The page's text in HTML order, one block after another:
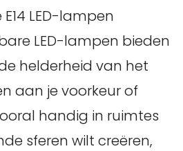
LED-lampen
LED-lampen bieden
helderheid van het
aan je voorkeur of
handig in ruimtes
sferen wilt creëren,